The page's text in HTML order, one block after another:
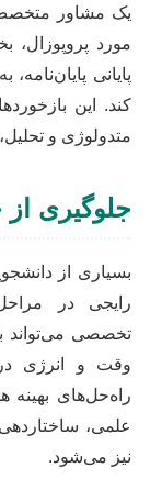
یک مشاور متخصص
مورد
پایانی
کند. این
متدولوژی و
جلوگیری
بسیاری از
رایجی در
تخصصی می‌تواند
وقت و انرژی
راه‌حل‌های بهینه
علمی،
نیز می‌شود.